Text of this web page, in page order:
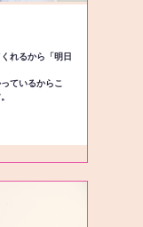
れるから「明日
ているからこ